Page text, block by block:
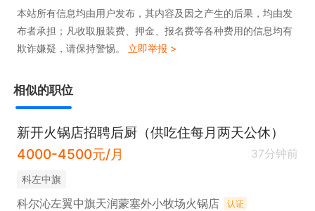
本站所有信息均由用户发布，其内容及因之产生的后果，均由发
布者承担；凡收取服装费、押金、报名费等各种费用的信息均有
欺诈嫌疑，请保持警惕。 立即举报 >
相似的职位
新开火锅店招聘后厨（供吃住每月两天公休）
4000-4500元/月
37分钟前
科左中旗
科尔沁左翼中旗天润蒙塞外小牧场火锅店 认证